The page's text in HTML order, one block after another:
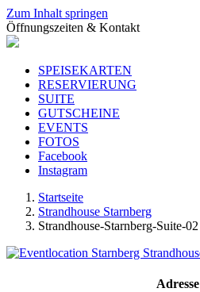
Zum Inhalt springen
Öffnungszeiten & Kontakt
SPEISEKARTEN
RESERVIERUNG
SUITE
GUTSCHEINE
EVENTS
FOTOS
Facebook
Instagram
Startseite
Strandhouse Starnberg
Strandhouse-Starnberg-Suite-02
Adresse